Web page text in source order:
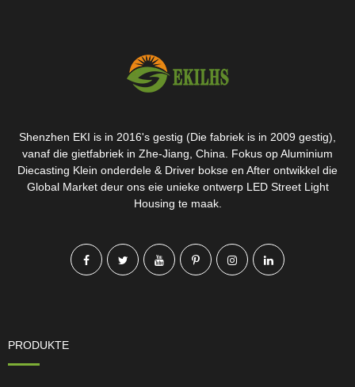
Shenzhen EKI is in 2016's gestig (Die fabriek is in 2009 gestig),
vanaf die gietfabriek in Zhe-Jiang, China. Fokus op Aluminium
Diecasting Klein onderdele & Driver bokse en After ontwikkel die
Global Market deur ons eie unieke ontwerp LED Street Light
Housing te maak.
PRODUKTE